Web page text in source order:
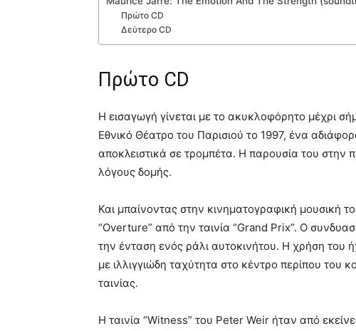
Πρώτο CD
Δεύτερο CD
Πρώτο CD
H εισαγωγή γίνεται με το ακυκλοφόρητο μέχρι
Εθνικό Θέατρο του Παρισιού το 1997, ένα
αποκλειστικά σε τρομπέτα. Η παρουσία του στην
λόγους δομής.
Και μπαίνοντας στην κινηματογραφική μουσική
“Overture” από την ταινία “Grand Prix”. Ο
την ένταση ενός ράλι αυτοκινήτου. Η χρήση του
με ιλλιγγιώδη ταχύτητα στο κέντρο περίπου του
ταινίας.
Η ταινία “Witness” του Peter Weir ήταν από